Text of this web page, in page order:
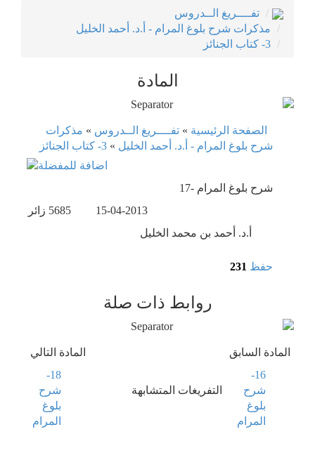
تفــــريغ الــدروس
مذكرات شرح بلوغ المرام - أ.د. أحمد الخليل
3- كتاب الجنائز
المادة
الصفحة الرئيسية » تفــــريغ الــدروس » مذكرات
شرح بلوغ المرام - أ.د. أحمد الخليل » 3- كتاب الجنائز
17- شرح بلوغ المرام
5685 زائر
15-04-2013
أ.د. أحمد بن محمد الخليل
حفظ 231
روابط ذات صلة
المادة السابق
16-
شرح
بلوغ
المرام
التفريغات المتشابهة
المادة التالي
18-
شرح
بلوغ
المرام